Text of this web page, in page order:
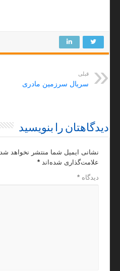
قبلی
سریال سرزمین مادری
دیدگاهتان را بنویسید
نشانی ایمیل شما منتشر نخواهد شد.
علامت‌گذاری شده‌اند*
دیدگاه*